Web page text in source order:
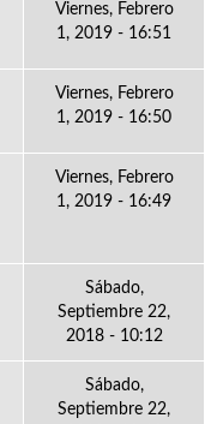
Viernes, Febrero
1, 2019 - 16:51
Viernes, Febrero
1, 2019 - 16:50
Viernes, Febrero
1, 2019 - 16:49
Sábado,
Septiembre 22,
2018 - 10:12
Sábado,
Septiembre 22,